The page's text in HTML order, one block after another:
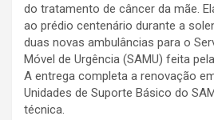
do tratamento de câncer da mãe.
ao prédio centenário durante a
duas novas ambulâncias para o
Móvel de Urgência (SAMU) feita
A entrega completa a renovação
Unidades de Suporte Básico do
técnica.